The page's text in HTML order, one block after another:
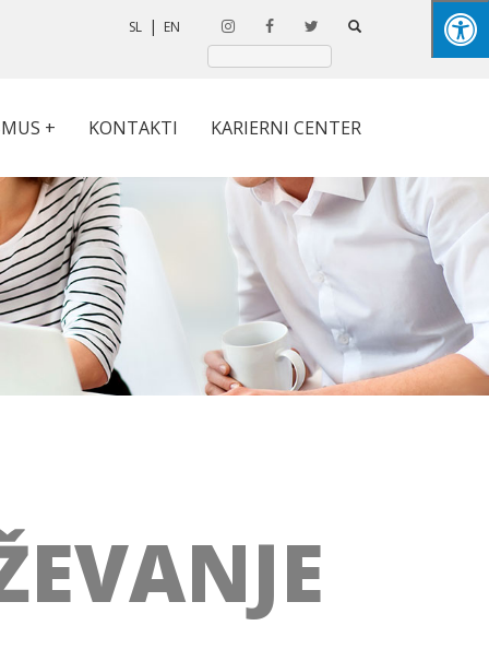
SL EN
+ KONTAKTI KARIERNI CENTER